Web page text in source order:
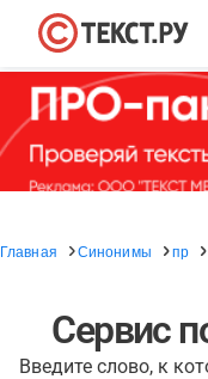
Главная Синонимы пр
Сервис
Введите слово, к